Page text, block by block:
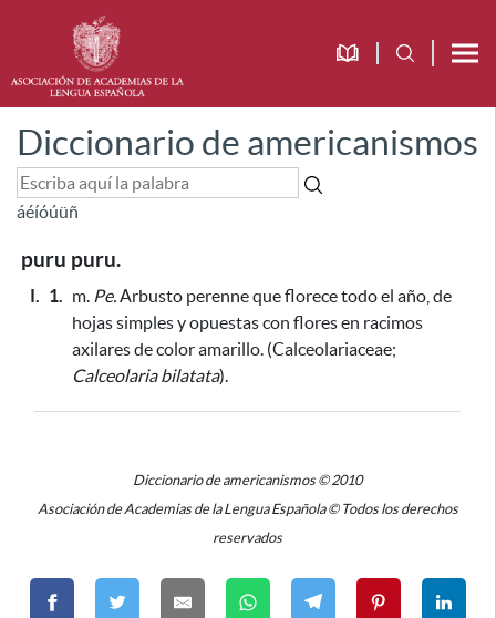
Diccionario de americanismos
áéíóúüñ
puru puru.
I. 1. m. Pe.Arbusto perenne que florece todo el año, de
hojas simples y opuestas con flores en racimos
axilares de color amarillo. (Calceolariaceae;
Calceolaria bilatata).
Diccionario de americanismos © 2010
Asociación de Academias de la Lengua Española © Todos los derechos
reservados